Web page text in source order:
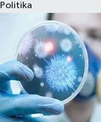
Politika